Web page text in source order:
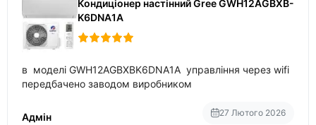
Кондиціонер настінний Gree GWH12AGBXB-
K6DNA1A
в моделі GWH12AGBXBK6DNA1A управління через wifi
передбачено заводом виробником
Адмін 27 Лютого 2026